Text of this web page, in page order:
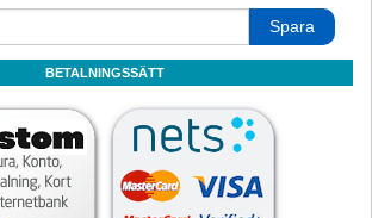
Spara
BETALNINGSSÄTT